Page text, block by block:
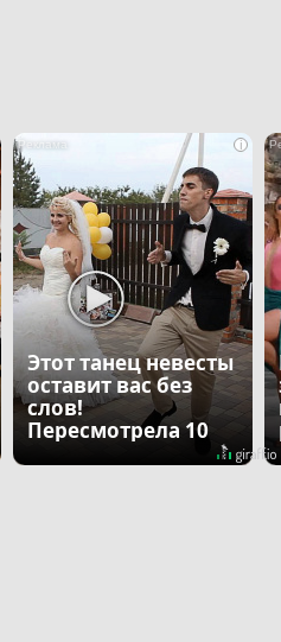
i
Этот танец невесты
оставит вас без
слов!
Пересмотрела 10